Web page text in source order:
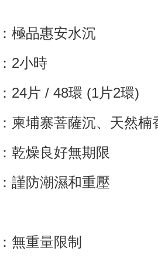
極品惠安水沉
2小時
24片 / 48環 (1片2環)
柬埔寨菩薩沉、 天然楠
乾燥良好無期限
謹防潮濕和重壓
： 無重量限制